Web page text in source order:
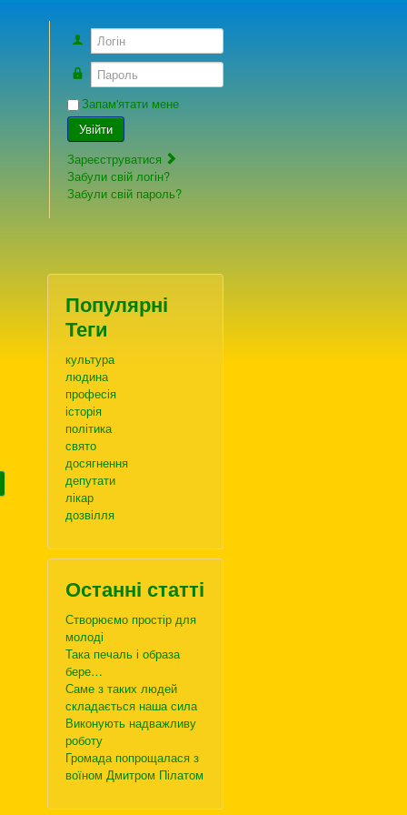
Логін
Пароль
Запам'ятати мене
Увійти
Зареєструватися
Забули свій логін?
Забули свій пароль?
Популярні
Теги
культура
людина
професія
історія
політика
свято
досягнення
депутати
лікар
дозвілля
Останні статті
Створюємо простір для
молоді
Така печаль і образа
бере…
Саме з таких людей
складається наша сила
Виконують надважливу
роботу
Громада попрощалася з
воїном Дмитром Пілатом